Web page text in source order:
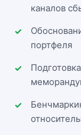
каналов
портфеля